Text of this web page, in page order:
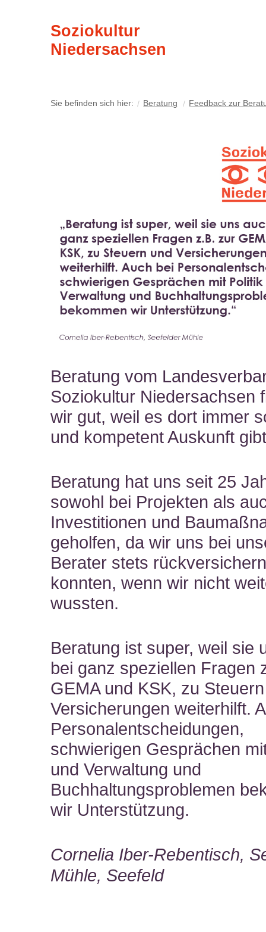
Soziokultur
Niedersachsen
Sie befinden sich hier: Beratung Feedback zur
Beratung vom
Soziokultur Niedersachsen
wir gut, weil es dort immer
und kompetent Auskunft
Beratung hat uns seit 25
sowohl bei Projekten als
Investitionen und
geholfen, da wir uns bei
Berater stets
konnten, wenn wir nicht
wussten.
Beratung ist super, weil sie
bei ganz speziellen Fragen
GEMA und KSK, zu
Versicherungen weiterhilft.
Personalentscheidungen,
schwierigen Gesprächen
und Verwaltung und
Buchhaltungsproblemen
wir Unterstützung.
Cornelia Iber-Rebentisch,
Mühle, Seefeld